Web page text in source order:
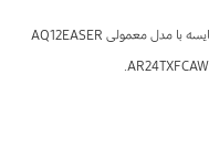
* آزمایش‌شده روی مدل AR12TXCAAWKEU در مقایسه با مدل معمولی AQ12EASER